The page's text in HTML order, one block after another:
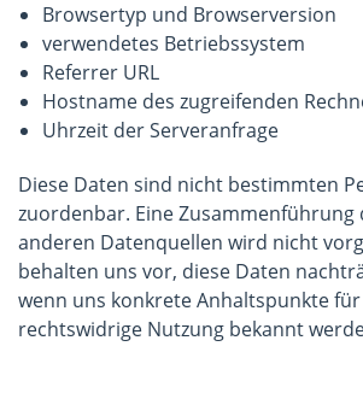
Browsertyp und Browserversion
verwendetes Betriebssystem
Referrer URL
Hostname des zugreifenden
Uhrzeit der Serveranfrage
Diese Daten sind nicht bestimmten
zuordenbar. Eine Zusammenführung
anderen Datenquellen wird nicht
behalten uns vor, diese Daten
wenn uns konkrete Anhaltspunkte
rechtswidrige Nutzung bekannt